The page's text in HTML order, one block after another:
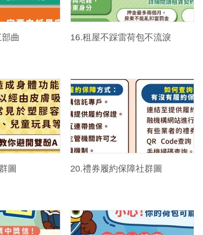
曲 16.租屋不踩雷荷包不流淚
圖 20.禮券履約保障社群圖